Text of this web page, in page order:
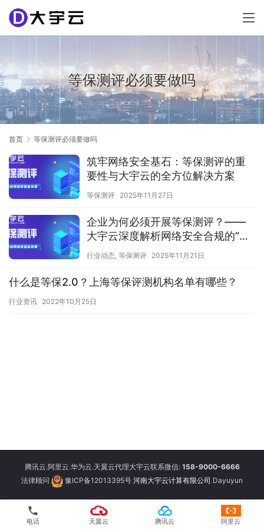
等保测评必须要做吗
首页 等保测评必须要做吗
筑牢网络安全基石：等保测评的重
要性与大宇云的全方位解决方案
等保测评 2025年11月27日
企业为何必须开展等保测评？——
大宇云深度解析网络安全合规的“必
修课”
行业动态, 等保测评 2025年11月21日
什么是等保2.0？上海等保评测机构名单有哪些？
行业资讯 2022年10月25日
腾讯云.阿里云.华为云.天翼云代理大宇云联系微信: 158-9000-6666
法律顾问
豫ICP备12013395号 河南大宇云计算有限公司 Dayuyun
phone
电话 天翼云 腾讯云 阿里云